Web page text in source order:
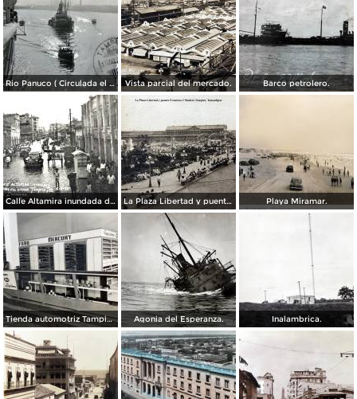
Rio Panuco ( Circulada el 17 de Mayo de 1932 ). Vista parcial del mercado. Barco petrolero.
Calle Altamira inundada despues del ciclon del 2 de Octubre de 1933. La Plaza Libertad y puente Francisco I Madero Tampico, Tamaulipas Playa Miramar.
Tienda automotriz Tampico, Tamaulipas ( Fechada el 25 de Junioo de 1951 ). Agonia del Esperanza. Inalambrica.